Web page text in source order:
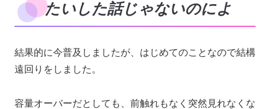
たいした話じゃないのによ
結果的に今普及しましたが、はじめてのことなので結構
遠回りをしました。
容量オーバーだとしても、前触れもなく突然見れなくな